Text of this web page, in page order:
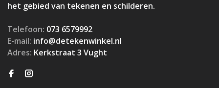
het gebied van tekenen en schilderen.
Telefoon: 073 6579992
E-mail: info@detekenwinkel.nl
Adres: Kerkstraat 3 Vught